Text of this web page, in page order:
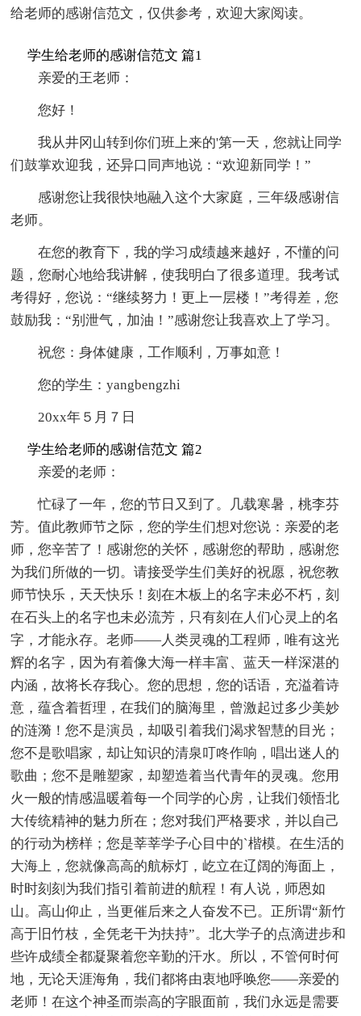
给老师的感谢信范文，仅供参考，欢迎大家阅读。
学生给老师的感谢信范文 篇1
亲爱的王老师：
您好！
我从井冈山转到你们班上来的'第一天，您就让同学
们鼓掌欢迎我，还异口同声地说：“欢迎新同学！”
感谢您让我很快地融入这个大家庭，三年级感谢信
老师。
在您的教育下，我的学习成绩越来越好，不懂的问
题，您耐心地给我讲解，使我明白了很多道理。我考试
考得好，您说：“继续努力！更上一层楼！”考得差，您
鼓励我：“别泄气，加油！”感谢您让我喜欢上了学习。
祝您：身体健康，工作顺利，万事如意！
您的学生：yangbengzhi
20xx年５月７日
学生给老师的感谢信范文 篇2
亲爱的老师：
忙碌了一年，您的节日又到了。几载寒暑，桃李芬
芳。值此教师节之际，您的学生们想对您说：亲爱的老
师，您辛苦了！感谢您的关怀，感谢您的帮助，感谢您
为我们所做的一切。请接受学生们美好的祝愿，祝您教
师节快乐，天天快乐！刻在木板上的名字未必不朽，刻
在石头上的名字也未必流芳，只有刻在人们心灵上的名
字，才能永存。老师——人类灵魂的工程师，唯有这光
辉的名字，因为有着像大海一样丰富、蓝天一样深湛的
内涵，故将长存我心。您的思想，您的话语，充溢着诗
意，蕴含着哲理，在我们的脑海里，曾激起过多少美妙
的涟漪！您不是演员，却吸引着我们渴求智慧的目光；
您不是歌唱家，却让知识的清泉叮咚作响，唱出迷人的
歌曲；您不是雕塑家，却塑造着当代青年的灵魂。您用
火一般的情感温暖着每一个同学的心房，让我们领悟北
大传统精神的魅力所在；您对我们严格要求，并以自己
的行动为榜样；您是莘莘学子心目中的`楷模。在生活的
大海上，您就像高高的航标灯，屹立在辽阔的海面上，
时时刻刻为我们指引着前进的航程！有人说，师恩如
山。高山仰止，当更催后来之人奋发不已。正所谓“新竹
高于旧竹枝，全凭老干为扶持”。北大学子的点滴进步和
些许成绩全都凝聚着您辛勤的汗水。所以，不管何时何
地，无论天涯海角，我们都将由衷地呼唤您——亲爱的
老师！在这个神圣而崇高的字眼面前，我们永远是需要